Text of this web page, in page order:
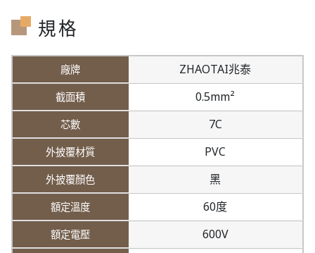
規格
ZHAOTAI兆泰
0.5mm²
7C
PVC
黑
60度
600V